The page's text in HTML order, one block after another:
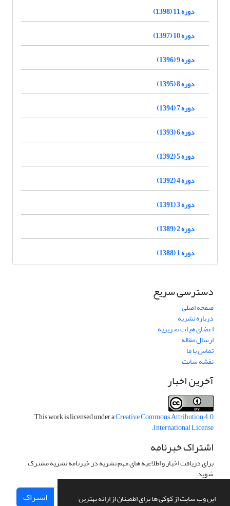
این وب سایت از کوکی ها برای اطمینان از ارائه بهترین
دوره 11 (1398)
دوره 10 (1397)
دوره 9 (1396)
دوره 8 (1395)
دوره 7 (1394)
دوره 6 (1393)
دوره 5 (1392)
دوره 4 (1392)
دوره 3 (1391)
دوره 2 (1389)
دوره 1 (1388)
دسترسی سریع
صفحه اصلی
درباره نشریه
اعضای هیات تحریریه
ارسال مقاله
تماس با ما
نقشه سایت
آخرین اخبار
This work is licensed under aCreative Commons Attribution 4.0
International License
.
اشتراک خبرنامه
برای دریافت اخبار و اطلاعیه های مهم نشریه در خبرنامه نشریه مشترک
شوید.
اشتراک